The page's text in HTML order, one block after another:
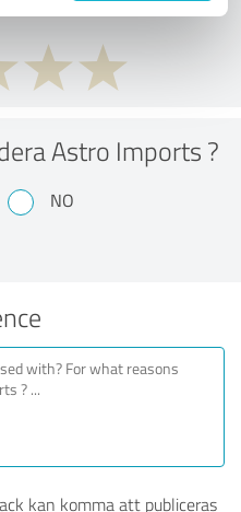
Astro Imports ?
NO
kan komma att publiceras